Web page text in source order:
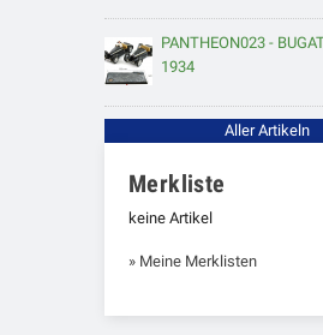
PANTHEON023 -
1934
Aller Artikeln
Merkliste
keine Artikel
» Meine Merklisten